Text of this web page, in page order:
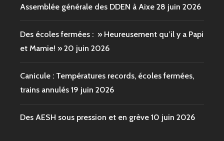
Assemblée générale des DDEN à Aixe 28 juin 2026
Des écoles fermées : » Heureusement qu’il y a Papi
et Mamie! » 20 juin 2026
Canicule : Températures records, écoles fermées,
trains annulés 19 juin 2026
Des AESH sous pression et en grève 10 juin 2026